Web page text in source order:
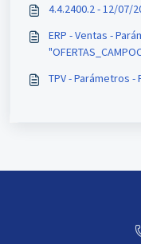
4.4.2400.2 - 12/07/
ERP - Ventas -
TPV - Parámetros